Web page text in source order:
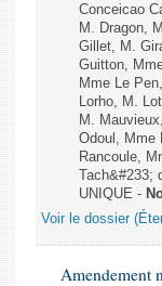
Comptes
Conceicao
M. Dragon,
Gillet, M.
Guitton,
Mme Le
Lorho, M.
M.
Odoul, Mme
Rancoule,
UNIQUE -
Voir le dossier
Amendement